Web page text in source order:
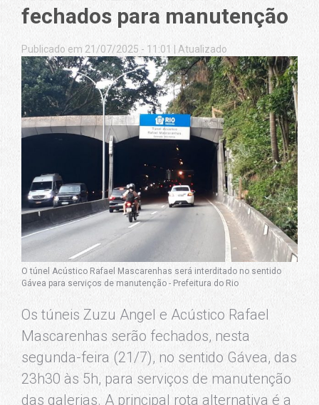
fechados para manutenção
Publicado em 21/07/2025 - 11:01 Atualizado
O túnel Acústico Rafael Mascarenhas será interditado no sentido
Gávea para serviços de manutenção - Prefeitura do Rio
Os túneis Zuzu Angel e Acústico Rafael
Mascarenhas serão fechados, nesta
segunda-feira (21/7), no sentido Gávea, das
23h30 às 5h, para serviços de manutenção
das galerias. A principal rota alternativa é a